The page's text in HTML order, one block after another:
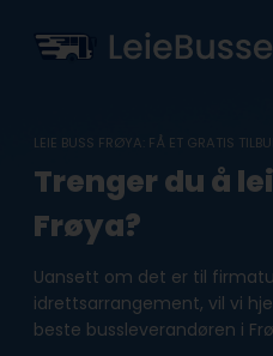
content
LEIE BUSS FRØYA: FÅ ET GRATIS
Trenger du å
Frøya?
Uansett om det er til
idrettsarrangement, vil vi
beste bussleverandøren i